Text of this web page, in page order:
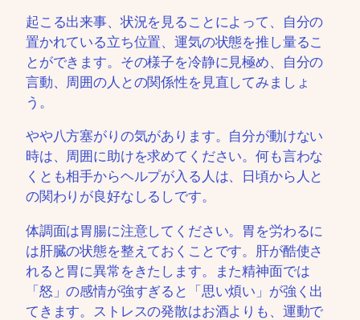
起こる出来事、状況を見ることによって、自分の
置かれている立ち位置、運気の状態を推し量るこ
とができます。その様子を冷静に見極め、自分の
言動、周囲の人との関係性を見直してみましょ
う。
やや八方塞がりの気があります。自分が動けない
時は、周囲に助けを求めてください。何も言わな
くとも相手からヘルプが入る人は、日頃から人と
の関わりが良好なしるしです。
体調面は胃腸に注意してください。胃を労わるに
は肝臓の状態を整えておくことです。肝が酷使さ
れると胃に異常をきたします。また精神面では
「怒」の感情が強すぎると「思い煩い」が強く出
てきます。ストレスの発散はお酒よりも、運動で